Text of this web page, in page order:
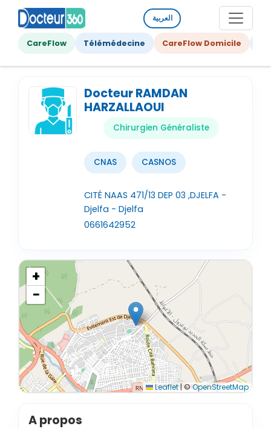
العربية
CareFlow Télémédecine CareFlow Domicile
Docteur RAMDAN
HARZALLAOUI
Chirurgien Généraliste
CNAS CASNOS
CITÉ NAAS 471/13 DEP 03 ,DJELFA -
Djelfa - Djelfa
0661642952
+
−
Leaflet|©OpenStreetMap
A propos